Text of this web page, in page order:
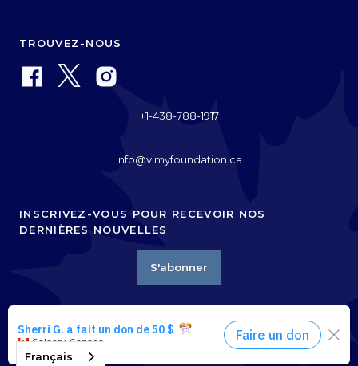
TROUVEZ-NOUS
+1-438-788-1917
Info@vimyfoundation.ca
INSCRIVEZ-VOUS POUR RECEVOIR NOS
DERNIÈRES NOUVELLES
S'abonner
© 2026FondationVimy. Tous droits réservés.
Organisme de bienfaisance canadien 84801 6523 RR0001
Français